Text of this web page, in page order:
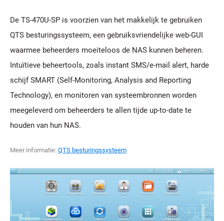
De TS-470U-SP is voorzien van het makkelijk te gebruiken
QTS besturingssysteem, een gebruiksvriendelijke web-GUI
waarmee beheerders moeiteloos de NAS kunnen beheren.
Intuïtieve beheertools, zoals instant SMS/e-mail alert, harde
schijf SMART (Self-Monitoring, Analysis and Reporting
Technology), en monitoren van systeembronnen worden
meegeleverd om beheerders te allen tijde up-to-date te
houden van hun NAS.
Meer informatie: QTS besturingssysteem